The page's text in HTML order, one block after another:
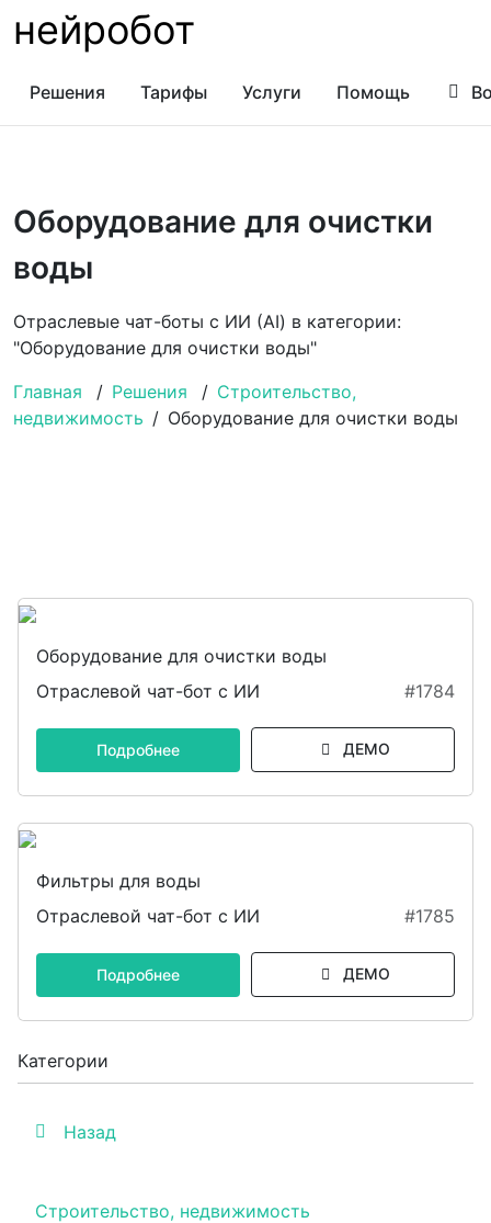
нейробот
Решения Тарифы Услуги Помощь
Оборудование для очистки
воды
Отраслевые чат-боты с ИИ (AI) в категории:
"Оборудование для очистки воды"
Главная
/ Решения / Строительство,
недвижимость / Оборудование для очистки воды
Категории
Назад
Строительство, недвижимость
Оборудование для очистки воды
Отраслевой чат-бот с ИИ
#1784
Подробнее ДЕМО
Фильтры для воды
Отраслевой чат-бот с ИИ
#1785
Подробнее ДЕМО